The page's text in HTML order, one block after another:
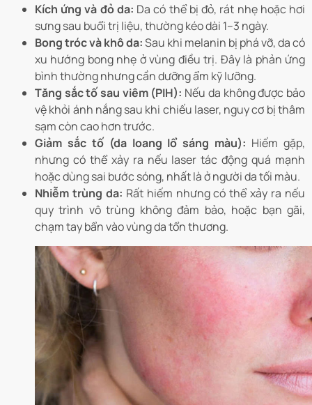
Kích ứng và đỏ da: Da có thể bị đỏ, rát nhẹ hoặc hơi
sưng sau buổi trị liệu, thường kéo dài 1–3 ngày.
Bong tróc và khô da:Sau khi melanin bị phá vỡ, da có
xu hướng bong nhẹ ở vùng điều trị. Đây là phản ứng
bình thường nhưng cần dưỡng ẩm kỹ lưỡng.
Tăng sắc tố sau viêm (PIH): Nếu da không được bảo
vệ khỏi ánh nắng sau khi chiếu laser, nguy cơ bị thâm
sạm còn cao hơn trước.
Giảm sắc tố (da loang lổ sáng màu): Hiếm gặp,
nhưng có thể xảy ra nếu laser tác động quá mạnh
hoặc dùng sai bước sóng, nhất là ở người da tối màu.
Nhiễm trùng da: Rất hiếm nhưng có thể xảy ra nếu
quy trình vô trùng không đảm bảo, hoặc bạn gãi,
chạm tay bẩn vào vùng da tổn thương.